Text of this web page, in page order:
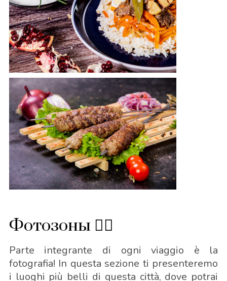
Фотозоны 🙋‍♂️
Parte integrante di ogni viaggio è la
fotografia! In questa sezione ti presenteremo
i luoghi più belli di questa città, dove potrai